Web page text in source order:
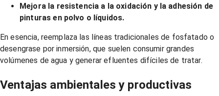
Mejora la resistencia a la oxidación y la adhesión de
pinturas en polvo o líquidos.
En esencia, reemplaza las líneas tradicionales de fosfatado o
desengrase por inmersión, que suelen consumir grandes
volúmenes de agua y generar efluentes difíciles de tratar.
Ventajas ambientales y productivas